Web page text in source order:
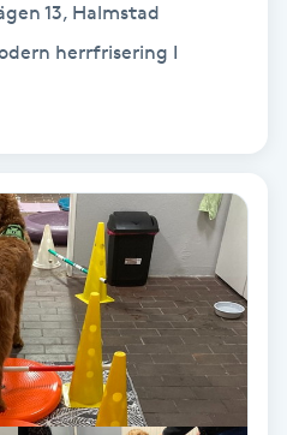
13, Halmstad
herrfrisering I